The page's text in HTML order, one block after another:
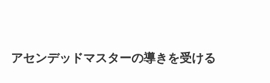
アセンデッドマスターの導きを受ける